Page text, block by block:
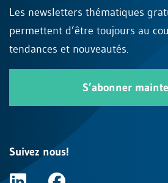
Les newsletters thématiques
permettent d’être toujours au
tendances et nouveautés.
S’abonner
Suivez nous!